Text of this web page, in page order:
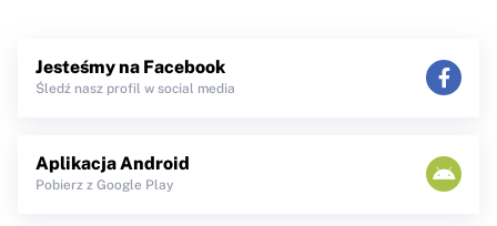
Jesteśmy na Facebook
Śledź nasz profil w social media
Aplikacja Android
Pobierz z Google Play